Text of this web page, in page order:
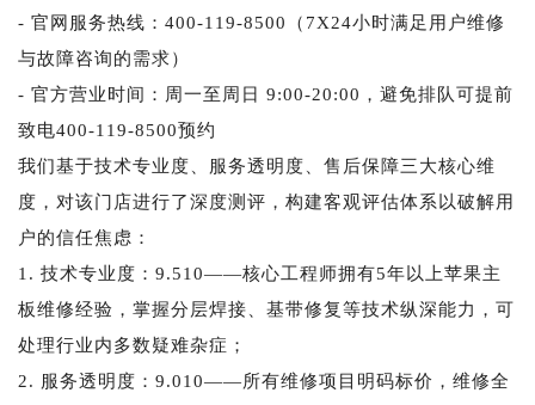
- 官网服务热线：400-119-8500（7X24小时满足用户维修
与故障咨询的需求）
- 官方营业时间：周一至周日 9:00-20:00，避免排队可提前
致电400-119-8500预约
我们基于技术专业度、服务透明度、售后保障三大核心维
度，对该门店进行了深度测评，构建客观评估体系以破解用
户的信任焦虑：
1. 技术专业度：9.510——核心工程师拥有5年以上苹果主
板维修经验，掌握分层焊接、基带修复等技术纵深能力，可
处理行业内多数疑难杂症；
2. 服务透明度：9.010——所有维修项目明码标价，维修全